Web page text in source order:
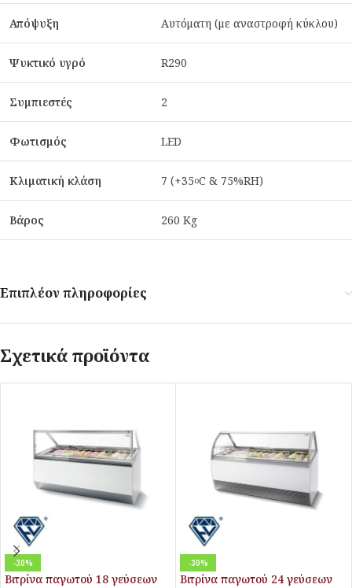
Απόψυξη Αυτόματη (με αναστροφή κύκλου)
Ψυκτικό υγρό R290
Συμπιεστές 2
Φωτισμός LED
Κλιματική κλάση 7 (+35oC & 75%RH)
Βάρος 260 Kg
Επιπλέον πληροφορίες
Σχετικά προϊόντα
-30%
Βιτρίνα παγωτού 18 γεύσεων
-30%
Βιτρίνα παγωτού 24 γεύσεων